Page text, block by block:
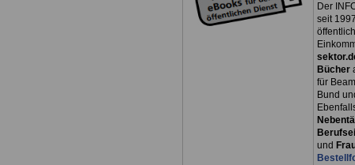
Der
seit
Bücher
für
Bund
und